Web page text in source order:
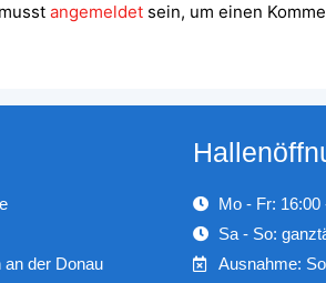
angemeldetsein, um einen
an der Donau
Mo - Fr: 16:00
Sa - So:
Ausnahme: